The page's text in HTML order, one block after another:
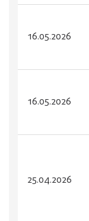
16.05.2026
16.05.2026
25.04.2026